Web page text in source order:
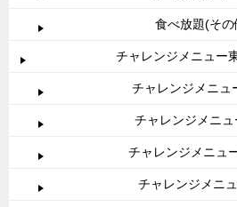
食べ放題(そ
チャレンジメニュー
チャレンジメニュ
チャレンジメニ
チャレンジメニュ
チャレンジメニ